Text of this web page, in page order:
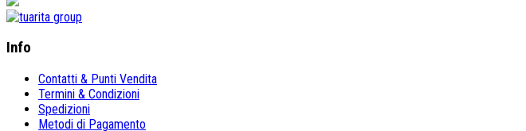
Info
Contatti & Punti Vendita
Termini & Condizioni
Spedizioni
Metodi di Pagamento